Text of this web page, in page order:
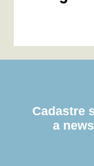
Cadastre
a